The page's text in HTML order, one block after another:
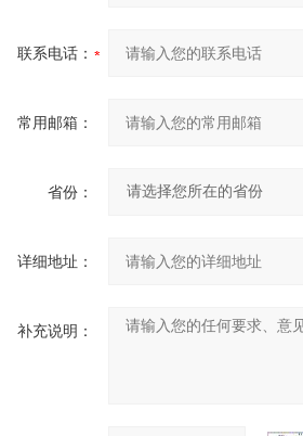
联系电话：
常用邮箱：
省份：
详细地址：
补充说明：